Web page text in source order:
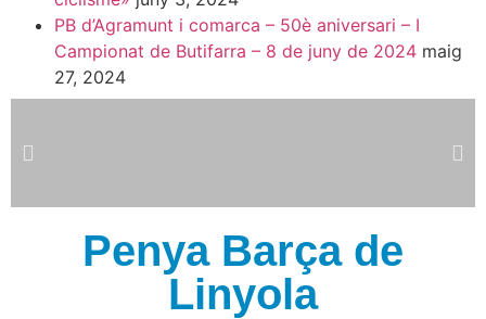
PB d’Agramunt i comarca – 50è aniversari – I
Campionat de Butifarra – 8 de juny de 2024 maig
27, 2024
Penya Barça de
Linyola